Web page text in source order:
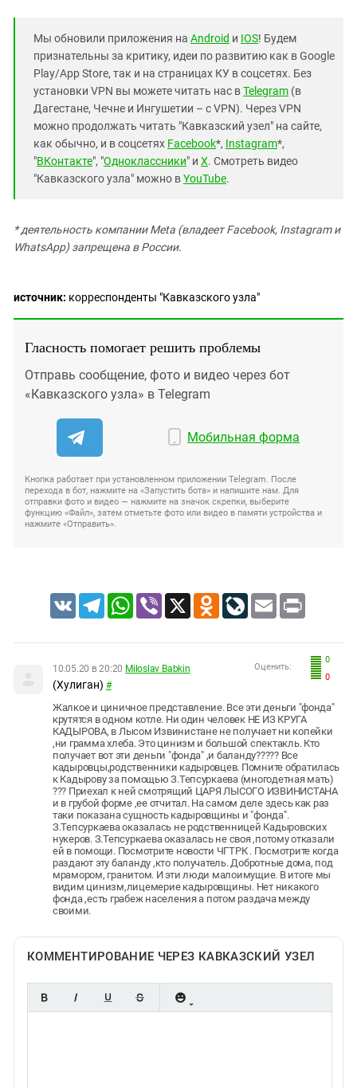
Мы обновили приложения на Android и IOS! Будем
признательны за критику, идеи по развитию как в Google
Play/App Store, так и на страницах КУ в соцсетях. Без
установки VPN вы можете читать нас вTelegram (в
Дагестане, Чечне и Ингушетии – с VPN). Через VPN
можно продолжать читать "Кавказский узел" на сайте,
как обычно, и в соцсетях Facebook*, Instagram*,
"ВКонтакте", "Одноклассники" и X. Смотреть видео
"Кавказского узла" можно вYouTube.
* деятельность компании Meta (владеет Facebook, Instagram и
WhatsApp) запрещена в России.
источник: корреспонденты "Кавказского узла"
Гласность помогает решить проблемы
Отправь сообщение, фото и видео через бот
«Кавказского узла» в Telegram
Мобильная форма
Кнопка работает при установленном приложении Telegram. После
перехода в бот, нажмите на «Запустить бота» и напишите нам. Для
отправки фото и видео — нажмите на значок скрепки, выберите
функцию «Файл», затем отметьте фото или видео в памяти устройства и
нажмите «Отправить».
VK TelegramWhatsApp
Viber X Odnoklassniki
LiveJournal
Email Print
0
0
Оценить:
10.05.20 в 20:20 Miloslav Babkin
(Хулиган) #
Жалкое и циничное представление. Все эти деньги "фонда"
крутятся в одном котле. Ни один человек НЕ ИЗ КРУГА
КАДЫРОВА, в Лысом Извинистане не получает ни копейки
,ни грамма хлеба. Это цинизм и большой спектакль. Кто
получает вот эти деньги "фонда" ,и баланду????? Все
кадыровцы,родственники кадыровцев. Помните обратилась
к Кадырову за помощью З.Тепсуркаева (многодетная мать)
??? Приехал к ней смотрящий ЦАРЯ ЛЫСОГО ИЗВИНИСТАНА
и в грубой форме ,ее отчитал. На самом деле здесь как раз
таки показана сущность кадыровщины и "фонда".
З.Тепсуркаева оказалась не родственницей Кадыровских
нукеров. З.Тепсуркаева оказалась не своя ,потому отказали
ей в помощи. Посмотрите новости ЧГТРК . Посмотрите когда
раздают эту баланду ,кто получатель. Добротные дома, под
мрамором, гранитом. И эти люди малоимущие. В итоге мы
видим цинизм,лицемерие кадыровщины. Нет никакого
фонда ,есть грабеж населения а потом раздача между
своими.
КОММЕНТИРОВАНИЕ ЧЕРЕЗ КАВКАЗСКИЙ УЗЕЛ